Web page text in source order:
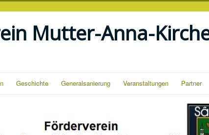
Mutter-Anna-
Geschichte Generalsanierung Veranstaltungen Partner